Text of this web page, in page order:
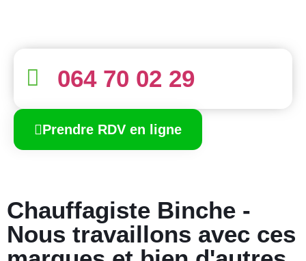
Prendre RDV en ligne
064 70 02 29
Chauffagiste Binche -
Nous travaillons avec ces